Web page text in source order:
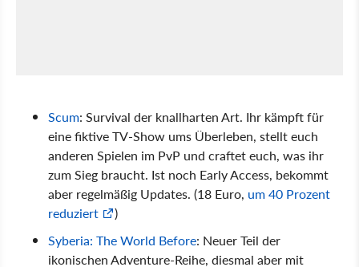
Scum: Survival der knallharten Art. Ihr kämpft für
eine fiktive TV-Show ums Überleben, stellt euch
anderen Spielen im PvP und craftet euch, was ihr
zum Sieg braucht. Ist noch Early Access, bekommt
aber regelmäßig Updates. (18 Euro, um 40 Prozent
reduziert
)
Syberia: The World Before: Neuer Teil der
ikonischen Adventure-Reihe, diesmal aber mit